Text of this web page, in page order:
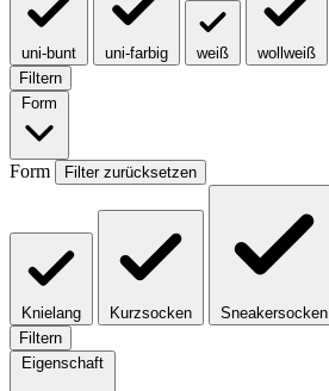
uni-bunt uni-farbig weiß
wollweiß
Filtern
Form
Form Filter zurücksetzen
Knielang Kurzsocken Sneakersocken
Filtern
Eigenschaft